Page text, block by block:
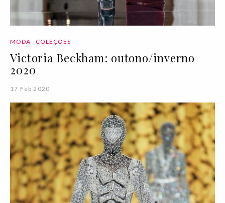
MODA COLEÇÕES
Victoria Beckham: outono/inverno
2020
17 Feb 2020